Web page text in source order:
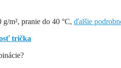
m², pranie do 40 °C, ďalšie
trička